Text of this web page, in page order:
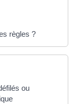
règles ?
ou